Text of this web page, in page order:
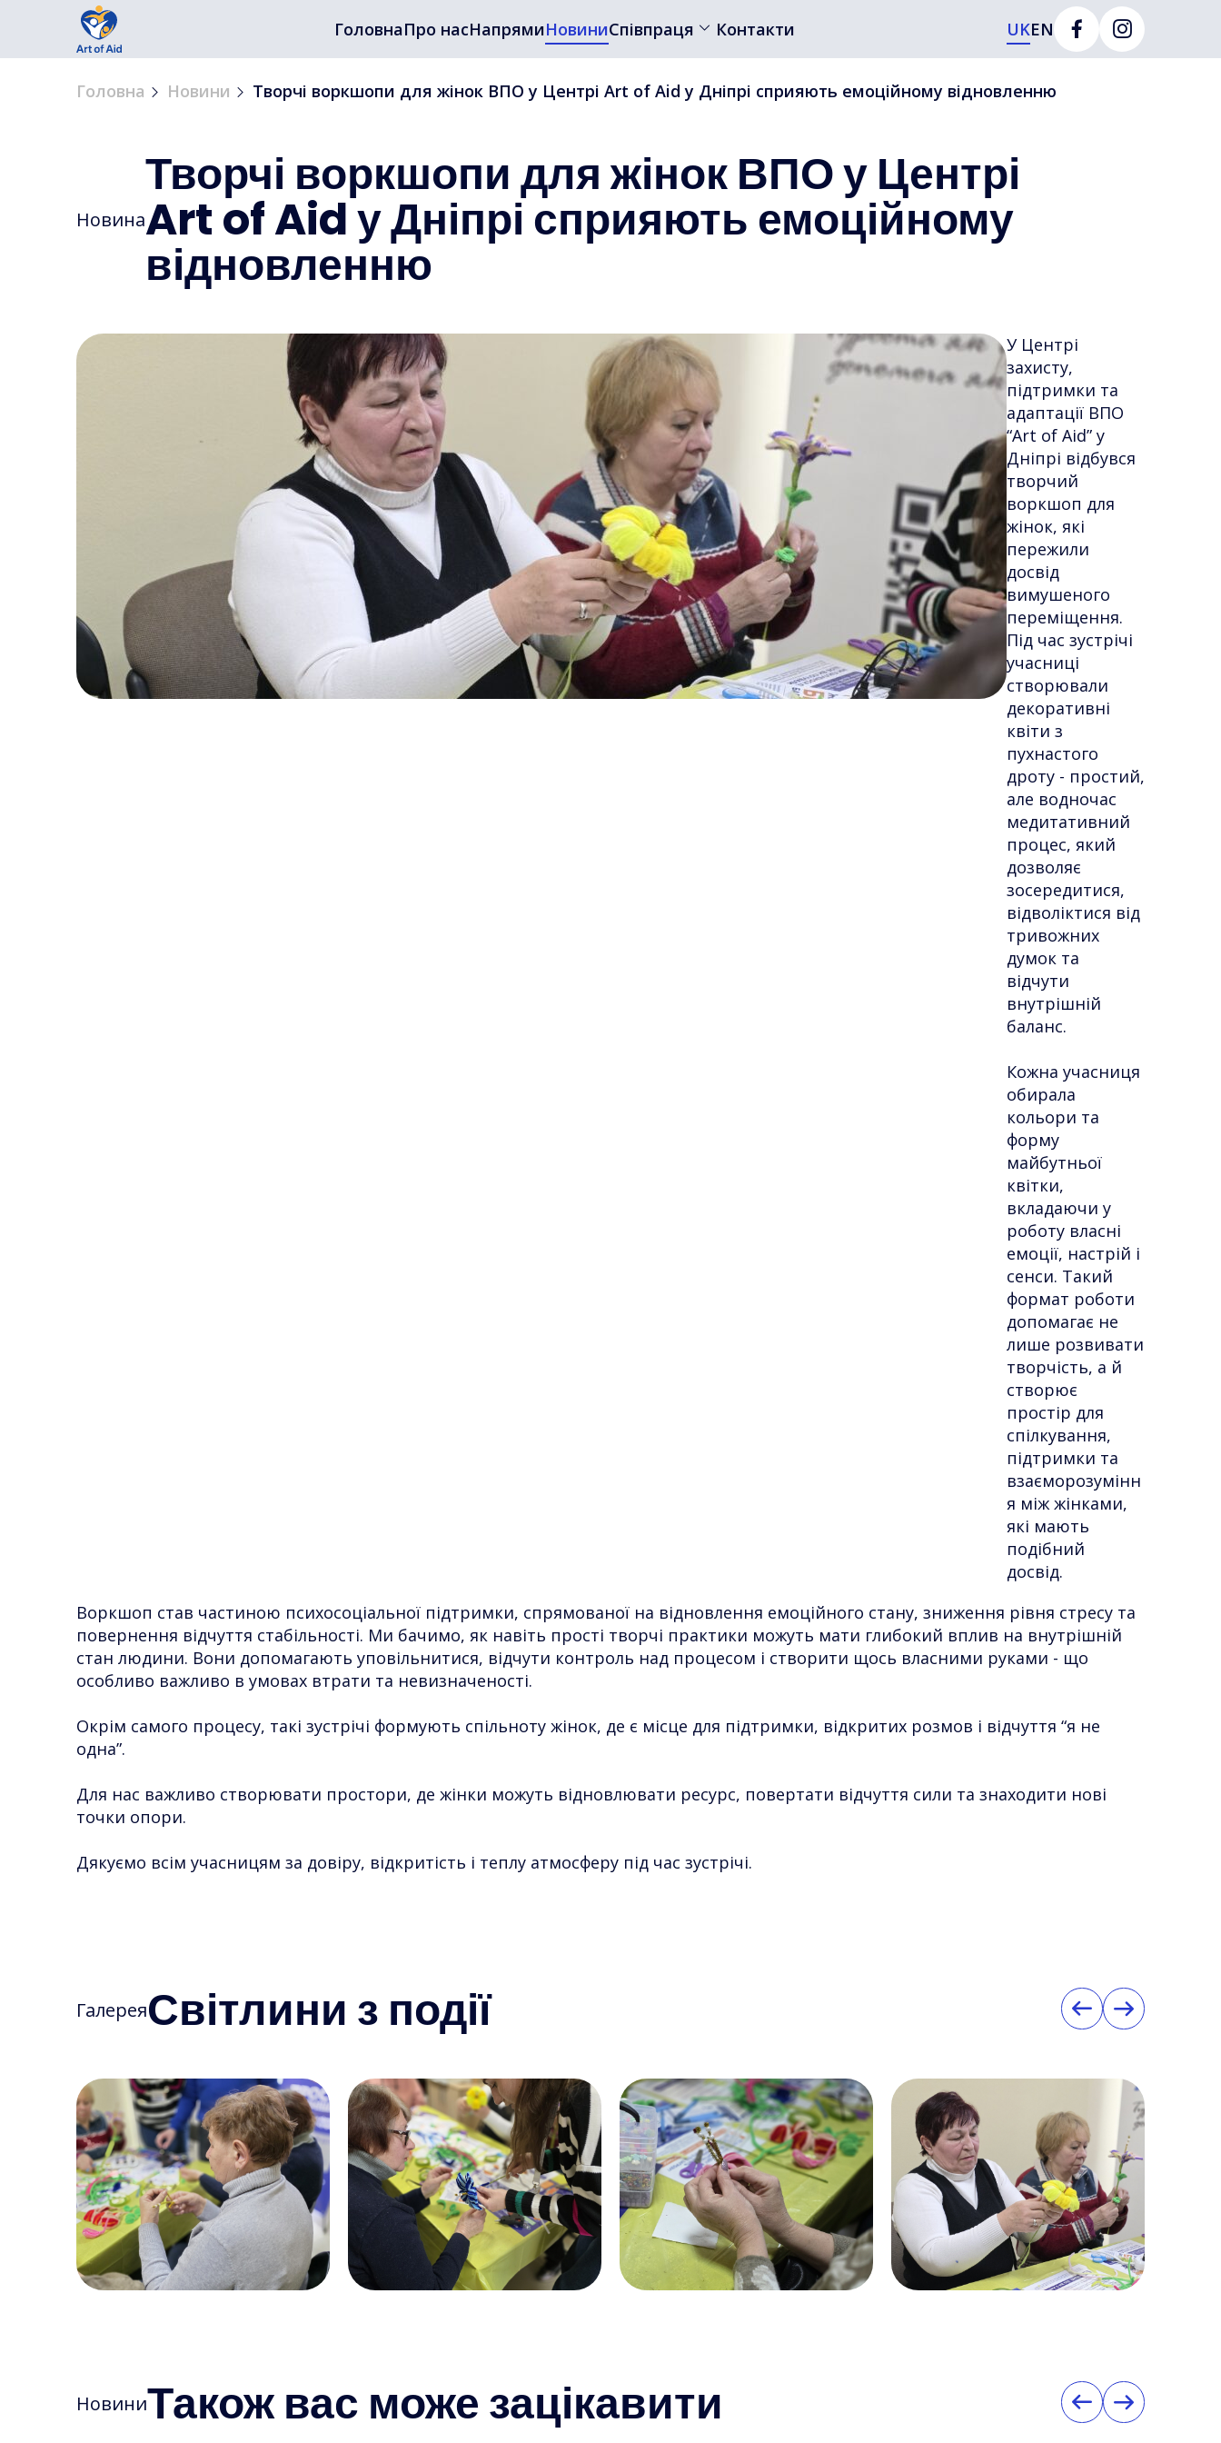
ГоловнаПро насНапрямиНовиниСпівпраця Контакти UKEN
Головна Новини Творчі воркшопи для жінок ВПО у Центрі Art of Aid у Дніпрі сприяють емоційному відновленню
Новина
Творчі воркшопи для жінок ВПО у Центрі
Art of Aid у Дніпрі сприяють емоційному
відновленню
У Центрі
захисту,
підтримки та
адаптації ВПО
“Art of Aid” у
Дніпрі відбувся
творчий
воркшоп для
жінок, які
пережили
досвід
вимушеного
переміщення.
Під час зустрічі
учасниці
створювали
декоративні
квіти з
пухнастого
дроту - простий,
але водночас
медитативний
процес, який
дозволяє
зосередитися,
відволіктися від
тривожних
думок та
відчути
внутрішній
баланс.
Кожна учасниця
обирала
кольори та
форму
майбутньої
квітки,
вкладаючи у
роботу власні
емоції, настрій і
сенси. Такий
формат роботи
допомагає не
лише розвивати
творчість, а й
створює
простір для
спілкування,
підтримки та
взаєморозумінн
я між жінками,
які мають
подібний
досвід.
Воркшоп став частиною психосоціальної підтримки, спрямованої на відновлення емоційного стану, зниження рівня стресу та
повернення відчуття стабільності. Ми бачимо, як навіть прості творчі практики можуть мати глибокий вплив на внутрішній
стан людини. Вони допомагають уповільнитися, відчути контроль над процесом і створити щось власними руками - що
особливо важливо в умовах втрати та невизначеності.
Окрім самого процесу, такі зустрічі формують спільноту жінок, де є місце для підтримки, відкритих розмов і відчуття “я не
одна”.
Для нас важливо створювати простори, де жінки можуть відновлювати ресурс, повертати відчуття сили та знаходити нові
точки опори.
Дякуємо всім учасницям за довіру, відкритість і теплу атмосферу під час зустрічі.
ГалереяСвітлини з події
НовиниТакож вас може зацікавити